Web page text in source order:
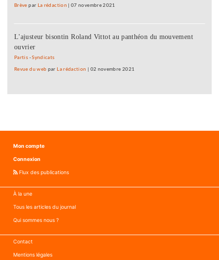
Brève par La rédaction |07 novembre 2021
L'ajusteur bisontin Roland Vittot au panthéon du mouvement
ouvrier
Partis -Syndicats
Revue du web par La rédaction 02 novembre 2021
Mon compte
Connexion
Flux des publications
À la une
Tous les articles du journal
Qui sommes nous ?
Contact
Mentions légales